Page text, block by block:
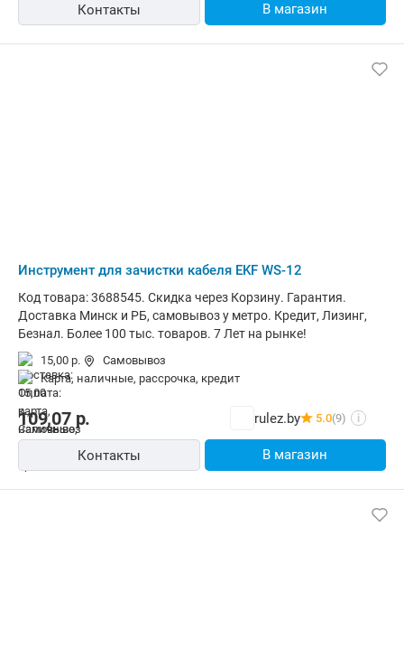
Контакты В магазин
Инструмент для зачистки кабеля EKF WS-12
Код товара: 3688545. Скидка через Корзину. Гарантия.
Доставка Минск и РБ, самовывоз у метро. Кредит, Лизинг,
Безнал. Более 100 тыс. товаров. 7 Лет на рынке!
15,00 р.
Самовывоз
карта, наличные, рассрочка, кредит
109,07р. rulez.by 5.0(9) i
Контакты В магазин